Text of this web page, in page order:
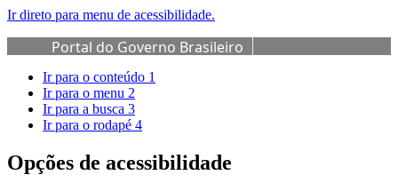
Ir direto para menu de acessibilidade.
Portal do Governo Brasileiro
Ir para o conteúdo 1
Ir para o menu 2
Ir para a busca 3
Ir para o rodapé 4
Opções de acessibilidade